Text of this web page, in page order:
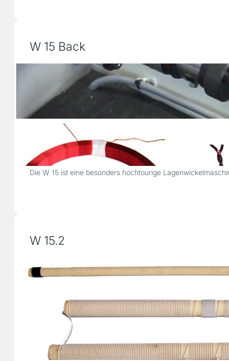
W 15 Back
Die W 15 ist eine besonders hochtourige
W 15.2